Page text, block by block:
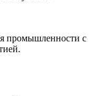
промышленности с